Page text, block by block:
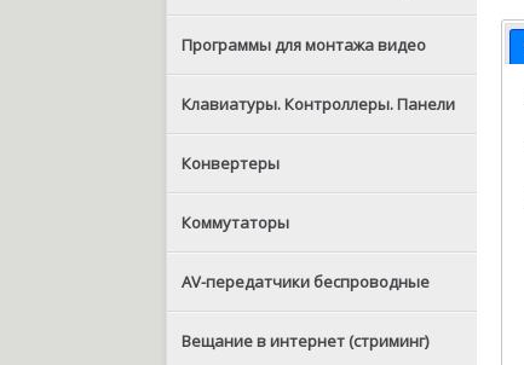
Программы для монтажа видео
Клавиатуры. Контроллеры. Панели
Конвертеры
Коммутаторы
AV-передатчики беспроводные
Вещание в интернет (стриминг)